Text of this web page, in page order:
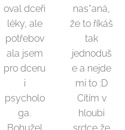
oval dceři
léky, ale
potřebov
ala jsem
pro dceru
i
psycholo
ga.
nas*aná,
že to říkáš
tak
jednoduš
e a nejde
mi to :D
Cítím v
hloubi